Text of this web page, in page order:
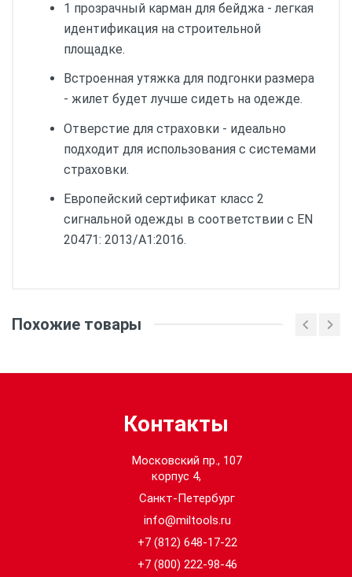
1 прозрачный карман для бейджа - легкая
идентификация на строительной
площадке.
Встроенная утяжка для подгонки размера
- жилет будет лучше сидеть на одежде.
Отверстие для страховки - идеально
подходит для использования с системами
страховки.
Европейский сертификат класс 2
сигнальной одежды в соответствии с EN
20471: 2013/A1:2016.
Похожие товары
Контакты
Московский пр., 107
корпус 4,
Санкт-Петербург
info@miltools.ru
+7 (812) 648-17-22
+7 (800) 222-98-46